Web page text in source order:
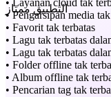
• Pengarsipan media
• Favorit tak terbatas
• Lagu tak terbatas
• Lagu tak terbatas
• Folder offline tak
• Album offline tak
• Pencarian tag tak